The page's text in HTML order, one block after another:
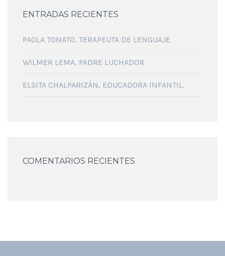
ENTRADAS RECIENTES
PAOLA TONATO, TERAPEUTA DE LENGUAJE
WILMER LEMA, PADRE LUCHADOR
ELSITA CHALPARIZÁN, EDUCADORA INFANTIL.
COMENTARIOS RECIENTES